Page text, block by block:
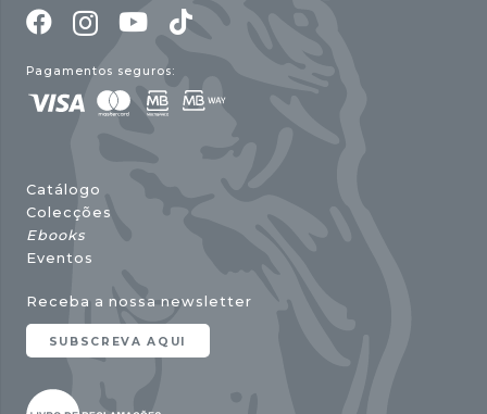
Pagamentos seguros:
Catálogo
Colecções
Ebooks
Eventos
Receba a nossa newsletter
SUBSCREVA AQUI